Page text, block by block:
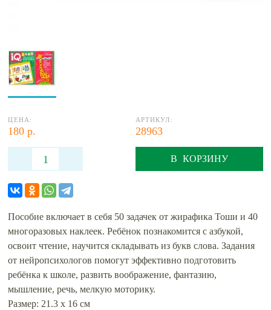
ЦЕНА:
180 р.
АРТИКУЛ:
28963
В КОРЗИНУ
Пособие включает в себя 50 задачек от жирафика Тоши и 40
многоразовых наклеек. Ребёнок познакомится с азбукой,
освоит чтение, научится складывать из букв слова. Задания
от нейропсихологов помогут эффективно подготовить
ребёнка к школе, развить воображение, фантазию,
мышление, речь, мелкую моторику.
Размер: 21.3 х 16 см